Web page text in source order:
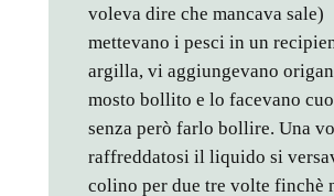
voleva dire che mancava sale)
mettevano i pesci in un
argilla, vi aggiungevano
mosto bollito e lo facevano
senza però farlo bollire. Una
raffreddatosi il liquido si
colino per due tre volte finchè